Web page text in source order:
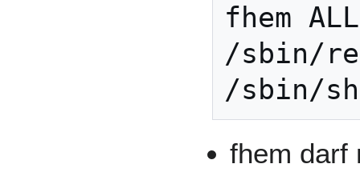
fhem
/sbin/
/sbin/
fhem darf